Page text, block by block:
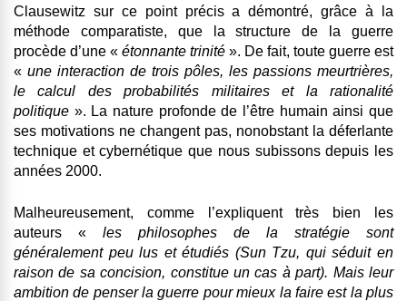
Clausewitz sur ce point précis a démontré, grâce à la
méthode comparatiste, que la structure de la guerre
procède d’une « étonnante trinité ». De fait, toute guerre est
« une interaction de trois pôles, les passions meurtrières,
le calcul des probabilités militaires et la rationalité
politique ». La nature profonde de l’être humain ainsi que
ses motivations ne changent pas, nonobstant la déferlante
technique et cybernétique que nous subissons depuis les
années 2000.
Malheureusement, comme l’expliquent très bien les
auteurs « les philosophes de la stratégie sont
généralement peu lus et étudiés (Sun Tzu, qui séduit en
raison de sa concision, constitue un cas à part). Mais leur
ambition de penser la guerre pour mieux la faire est la plus